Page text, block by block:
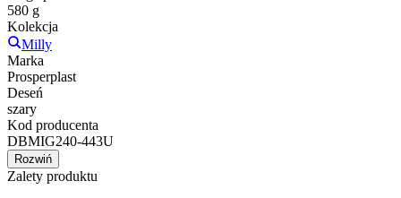
580 g
Kolekcja
Milly
Marka
Prosperplast
Deseń
szary
Kod producenta
DBMIG240-443U
Rozwiń
Zalety produktu